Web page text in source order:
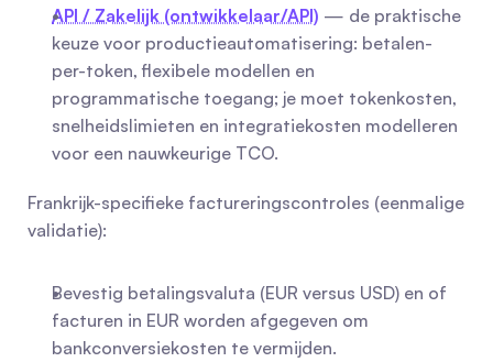
API / Zakelijk (ontwikkelaar/API) — de praktische
keuze voor productieautomatisering: betalen-
per-token, flexibele modellen en
programmatische toegang; je moet tokenkosten,
snelheidslimieten en integratiekosten modelleren
voor een nauwkeurige TCO.
Frankrijk-specifieke factureringscontroles (eenmalige
validatie):
Bevestig betalingsvaluta (EUR versus USD) en of
facturen in EUR worden afgegeven om
bankconversiekosten te vermijden.